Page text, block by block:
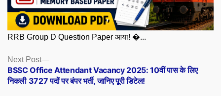
RRB Group D Question Paper आया! �...
Posts
navigation
Next Post
Next
post:
BSSC Office Attendant Vacancy 2025: 10वीं पास के लिए
निकली 3727 पदों पर बंपर भर्ती, जानिए पूरी डिटेल!